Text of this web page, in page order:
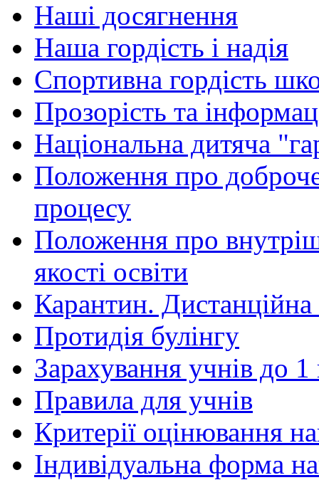
Наші досягнення
Наша гордість і надія
Спортивна гордість
Прозорість та
Національна дитяча
Положення про
процесу
Положення про
якості освіти
Карантин.
Протидія булінгу
Зарахування учнів до 1
Правила для учнів
Критерії оцінювання
Індивідуальна форма